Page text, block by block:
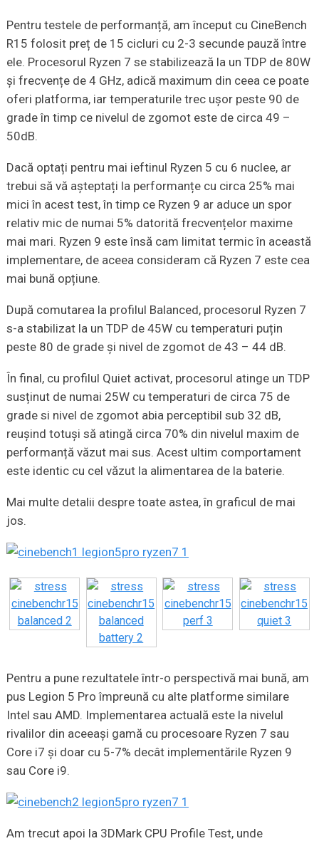
Pentru testele de performanță, am început cu CineBench
R15 folosit preț de 15 cicluri cu 2-3 secunde pauză între
ele. Procesorul Ryzen 7 se stabilizează la un TDP de 80W
și frecvențe de 4 GHz, adică maximum din ceea ce poate
oferi platforma, iar temperaturile trec ușor peste 90 de
grade în timp ce nivelul de zgomot este de circa 49 –
50dB.
Dacă optați pentru mai ieftinul Ryzen 5 cu 6 nuclee, ar
trebui să vă așteptați la performanțe cu circa 25% mai
mici în acest test, în timp ce Ryzen 9 ar aduce un spor
relativ mic de numai 5% datorită frecvențelor maxime
mai mari. Ryzen 9 este însă cam limitat termic în această
implementare, de aceea consideram că Ryzen 7 este cea
mai bună opțiune.
După comutarea la profilul Balanced, procesorul Ryzen 7
s-a stabilizat la un TDP de 45W cu temperaturi puțin
peste 80 de grade și nivel de zgomot de 43 – 44 dB.
În final, cu profilul Quiet activat, procesorul atinge un TDP
susținut de numai 25W cu temperaturi de circa 75 de
grade si nivel de zgomot abia perceptibil sub 32 dB,
reușind totuși să atingă circa 70% din nivelul maxim de
performanță văzut mai sus. Acest ultim comportament
este identic cu cel văzut la alimentarea de la baterie.
Mai multe detalii despre toate astea, în graficul de mai
jos.
Pentru a pune rezultatele într-o perspectivă mai bună, am
pus Legion 5 Pro împreună cu alte platforme similare
Intel sau AMD. Implementarea actuală este la nivelul
rivalilor din aceeași gamă cu procesoare Ryzen 7 sau
Core i7 și doar cu 5-7% decât implementările Ryzen 9
sau Core i9.
Am trecut apoi la 3DMark CPU Profile Test, unde